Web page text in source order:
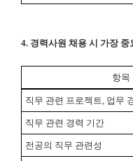
4. 경력사원 채용 시 가장
항목
직무 관련 프로젝트, 업무
직무 관련 경력 기간
전공의 직무 관련성